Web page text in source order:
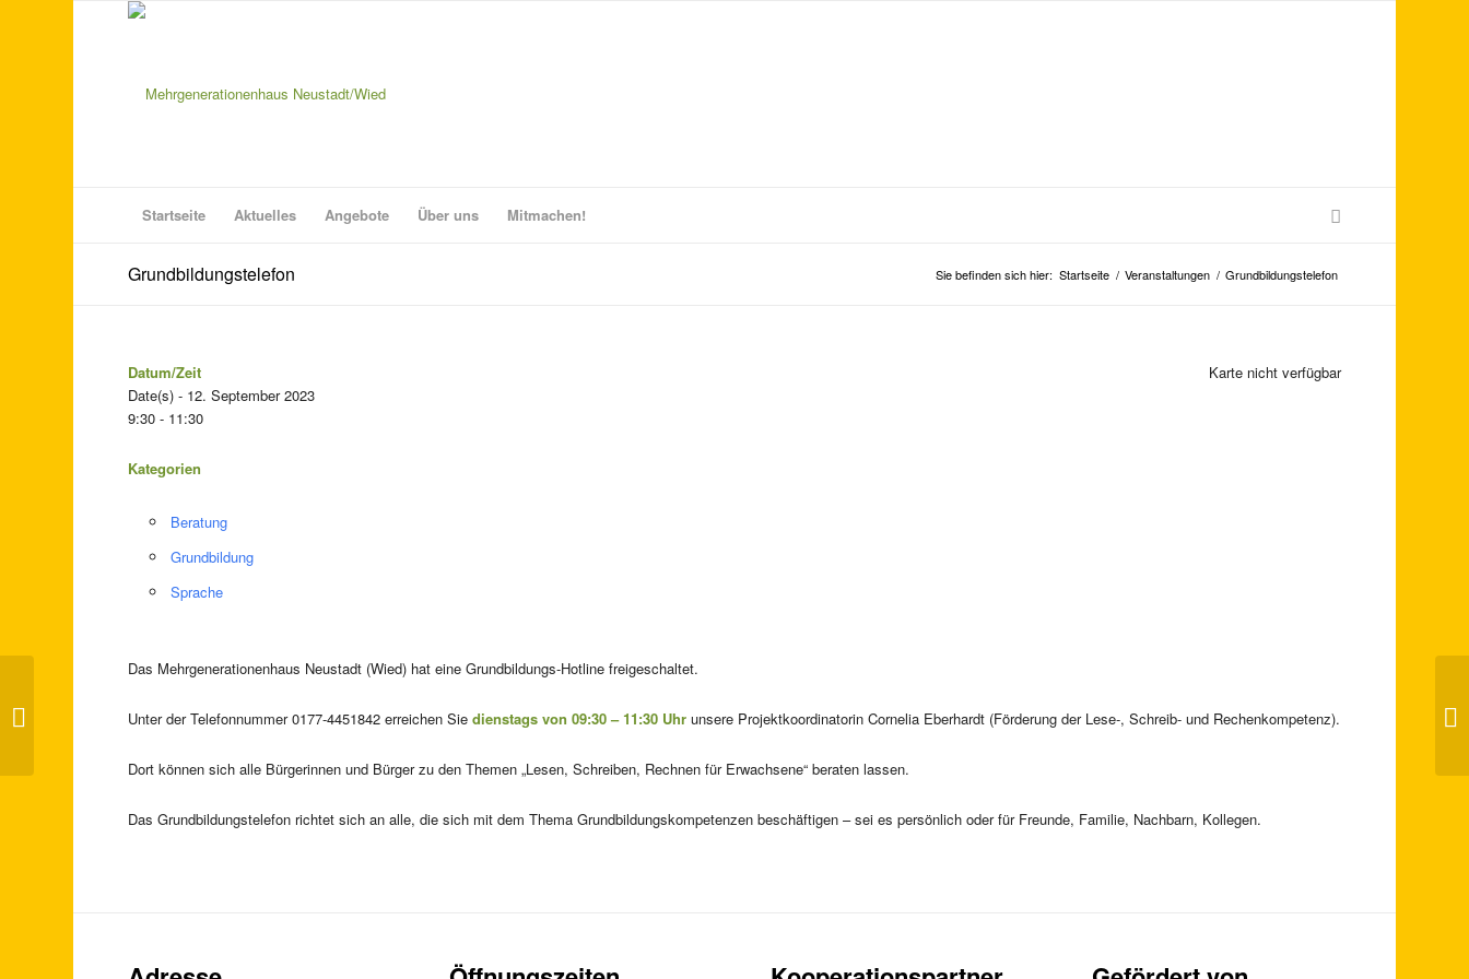
Startseite Aktuelles Angebote Über uns Mitmachen!
Grundbildungstelefon Sie befinden sich hier: Startseite / Veranstaltungen / Grundbildungstelefon
Karte nicht verfügbar
Datum/Zeit
Date(s) - 12. September 2023
9:30 - 11:30
Kategorien
Beratung
Grundbildung
Sprache
Das Mehrgenerationenhaus Neustadt (Wied) hat eine Grundbildungs-Hotline freigeschaltet.
Unter der Telefonnummer 0177-4451842 erreichen Siedienstags von 09:30 – 11:30 Uhr unsere Projektkoordinatorin Cornelia Eberhardt (Förderung der Lese-, Schreib- und Rechenkompetenz).
Dort können sich alle Bürgerinnen und Bürger zu den Themen „Lesen, Schreiben, Rechnen für Erwachsene“ beraten lassen.
Das Grundbildungstelefon richtet sich an alle, die sich mit dem Thema Grundbildungskompetenzen beschäftigen – sei es persönlich oder für Freunde, Familie, Nachbarn, Kollegen.